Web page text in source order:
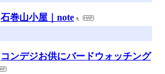
石巻山小屋｜note
コンデジお供にバードウォッチング